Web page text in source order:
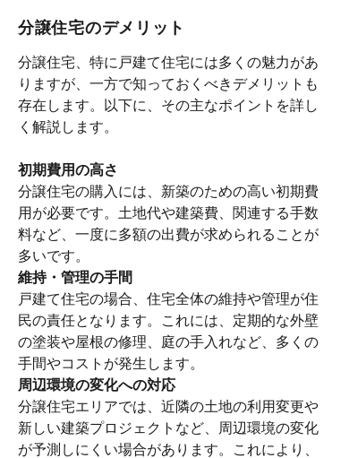
分譲住宅のデメリット
分譲住宅、特に戸建て住宅には多くの魅力があ
りますが、一方で知っておくべきデメリットも
存在します。以下に、その主なポイントを詳し
く解説します。
初期費用の高さ
分譲住宅の購入には、新築のための高い初期費
用が必要です。土地代や建築費、関連する手数
料など、一度に多額の出費が求められることが
多いです。
維持・管理の手間
戸建て住宅の場合、住宅全体の維持や管理が住
民の責任となります。これには、定期的な外壁
の塗装や屋根の修理、庭の手入れなど、多くの
手間やコストが発生します。
周辺環境の変化への対応
分譲住宅エリアでは、近隣の土地の利用変更や
新しい建築プロジェクトなど、周辺環境の変化
が予測しにくい場合があります。これにより、